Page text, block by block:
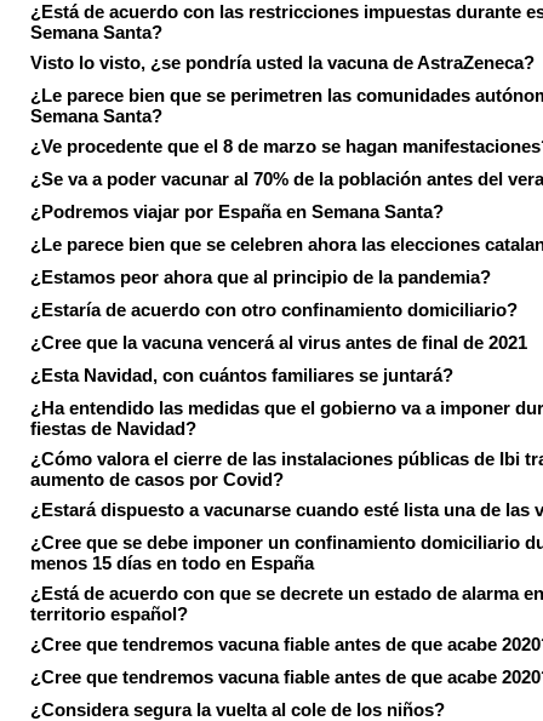
¿Está de acuerdo con las restricciones impuestas durante
Semana Santa?
Visto lo visto, ¿se pondría usted la vacuna de AstraZeneca?
¿Le parece bien que se perimetren las comunidades
Semana Santa?
¿Ve procedente que el 8 de marzo se hagan
¿Se va a poder vacunar al 70% de la población antes del
¿Podremos viajar por España en Semana Santa?
¿Le parece bien que se celebren ahora las elecciones
¿Estamos peor ahora que al principio de la pandemia?
¿Estaría de acuerdo con otro confinamiento domiciliario?
¿Cree que la vacuna vencerá al virus antes de final de 2021
¿Esta Navidad, con cuántos familiares se juntará?
¿Ha entendido las medidas que el gobierno va a imponer
fiestas de Navidad?
¿Cómo valora el cierre de las instalaciones públicas de Ibi
aumento de casos por Covid?
¿Estará dispuesto a vacunarse cuando esté lista una de las
¿Cree que se debe imponer un confinamiento domiciliario
menos 15 días en todo en España
¿Está de acuerdo con que se decrete un estado de alarma
territorio español?
¿Cree que tendremos vacuna fiable antes de que acabe
¿Cree que tendremos vacuna fiable antes de que acabe
¿Considera segura la vuelta al cole de los niños?